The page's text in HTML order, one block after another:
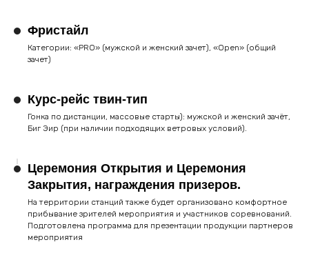
Фристайл
Категории: «PRO» (мужской и женский зачет), «Open» (общий
зачет)
Курс-рейс твин-тип
Гонка по дистанции, массовые старты): мужской и женский зачёт,
Биг Эир (при наличии подходящих ветровых условий).
Церемония Открытия и Церемония
Закрытия, награждения призеров.
На территории станций также будет организовано комфортное
прибывание зрителей мероприятия и участников соревнований.
Подготовлена программа для презентации продукции партнеров
мероприятия
соревнований
Профессиональные российские и иностранные
спортсмены, обладатели титулов и званий. Любители
15 регионов страны
6 федеральных округов
100 сильнейших спорстменов